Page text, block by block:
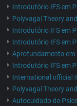
Introdutório IFS em
Polyvagal Theory
Introdutório IFS em
Introdutório IFS em
Aprofundamento em
Introdutório IFS em
International official
Polyvagal Theory
Autocuidado do